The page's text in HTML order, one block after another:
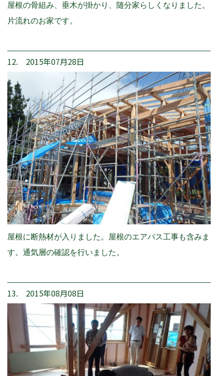
屋根の骨組み、垂木が掛かり、随分家らしくなりました。
片流れのお家です。
12. 2015年07月28日
屋根に断熱材が入りました。屋根のエアパス工事も含みま
す。通気層の確認を行いました。
13. 2015年08月08日